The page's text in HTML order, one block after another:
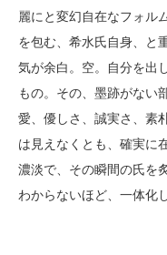
麗にと変幻自在なフォル
を包む、希水氏自身、と
気が余白。空。自分を出
もの。 その、墨跡がない
愛、優しさ、誠実さ、素
は見えなくとも、確実に
濃淡で、その瞬間の氏を
わからないほど、一体化